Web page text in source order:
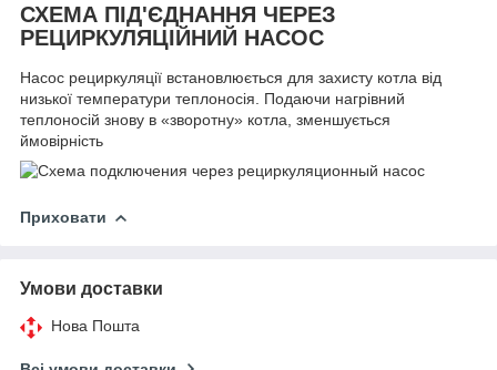
СХЕМА ПІД'ЄДНАННЯ ЧЕРЕЗ
РЕЦИРКУЛЯЦІЙНИЙ НАСОС
Насос рециркуляції встановлюється для захисту котла від
низької температури теплоносія. Подаючи нагрівний
теплоносій знову в «зворотну» котла, зменшується
ймовірність
Приховати
Умови доставки
Нова Пошта